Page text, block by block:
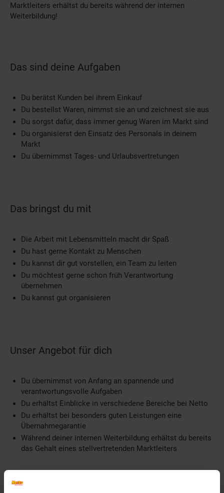
Marktleiters erhältst du bereits während der internen
Weiterbildung!
Das sind deine Aufgaben
Du berätst Kunden bei ihrem Einkauf
Du bestellst Waren, nimmst sie an und zeichnest sie aus
Du sorgst dafür, dass immer genug Waren im Markt sind
Du organisierst den Einsatz des Personals in deinem
Markt
Du übernimmst Tages- und Urlaubsvertretungen
Das bringst du mit
Die Arbeit mit Lebensmitteln macht dir Spaß
Du hast gerne Kontakt zu Menschen
Du kannst dir gut vorstellen, ein Team zu leiten
Du möchtest gerne schon früh Verantwortung
übernehmen
Du kannst gut organisieren
Unser Angebot für dich
Du übernimmst von Anfang an spannende und
verantwortungsvolle Aufgaben
Du erhältst Einblicke in verschiedene Bereiche bei Netto
Du erhältst bei besonders guten Leistungen eine
Übernahmegarantie
Während deiner internen Weiterbildung erhältst du bereits
das Gehalt eines stellvertretenden Marktleiters